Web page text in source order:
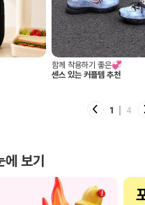
함께 착용하기 좋은💞
센스 있는 커플템 추천
2 4
보기